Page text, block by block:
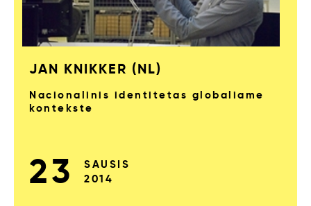
JAN KNIKKER (NL)
Nacionalinis identitetas globaliame
kontekste
23
SAUSIS
2014